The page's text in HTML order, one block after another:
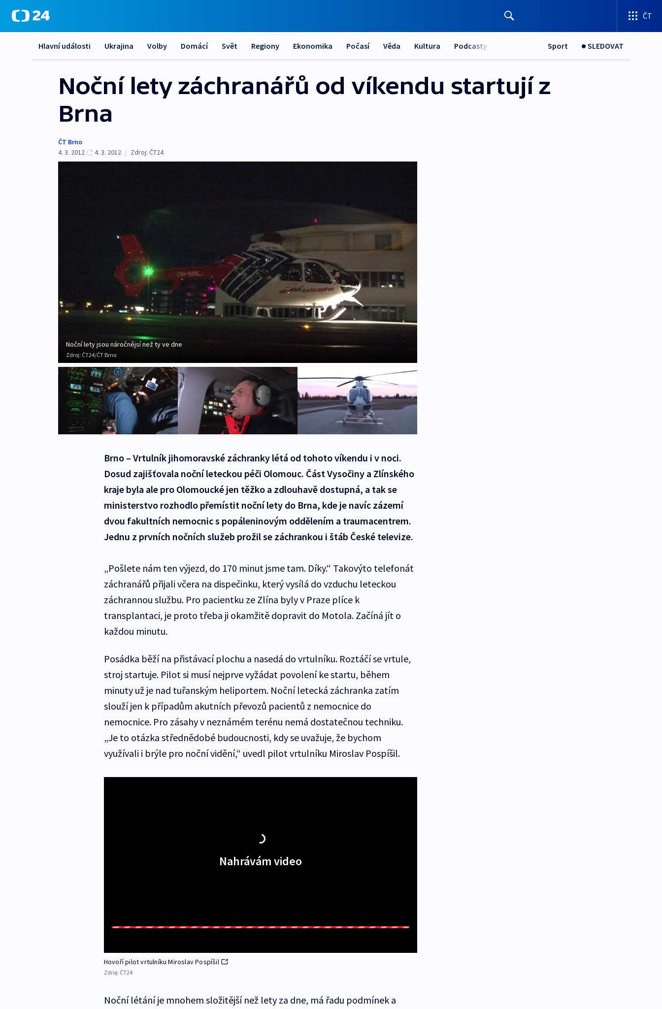
ČT
Hlavní události Ukrajina Volby Domácí Svět Regiony Ekonomika Počasí Věda Kultura Podcasty Sport SLEDOVAT
Noční lety záchranářů od víkendu startují z
Brna
ČT Brno
4. 3. 2012
4. 3. 2012 | Zdroj: ČT24
Noční lety jsou náročnějsí než ty ve dne
Zdroj: ČT24/ČT Brno
Brno – Vrtulník jihomoravské záchranky létá od tohoto víkendu i v noci.
Dosud zajišťovala noční leteckou péči Olomouc. Část Vysočiny a Zlínského
kraje byla ale pro Olomoucké jen těžko a zdlouhavě dostupná, a tak se
ministerstvo rozhodlo přemístit noční lety do Brna, kde je navíc zázemí
dvou fakultních nemocnic s popáleninovým oddělením a traumacentrem.
Jednu z prvních nočních služeb prožil se záchrankou i štáb České televize.
„Pošlete nám ten výjezd, do 170 minut jsme tam. Díky.“ Takovýto telefonát
záchranářů přijali včera na dispečinku, který vysílá do vzduchu leteckou
záchrannou službu. Pro pacientku ze Zlína byly v Praze plíce k
transplantaci, je proto třeba ji okamžitě dopravit do Motola. Začíná jít o
každou minutu.
Posádka běží na přistávací plochu a nasedá do vrtulníku. Roztáčí se vrtule,
stroj startuje. Pilot si musí nejprve vyžádat povolení ke startu, během
minuty už je nad tuřanským heliportem. Noční letecká záchranka zatím
slouží jen k případům akutních převozů pacientů z nemocnice do
nemocnice. Pro zásahy v neznámém terénu nemá dostatečnou techniku.
„Je to otázka střednědobé budoucnosti, kdy se uvažuje, že bychom
využívali i brýle pro noční vidění,“ uvedl pilot vrtulníku Miroslav Pospíšil.
Nahrávám video
Hovoří pilot vrtulníku Miroslav Pospíšil
Zdroj: ČT24
Noční létání je mnohem složitější než lety za dne, má řadu podmínek a